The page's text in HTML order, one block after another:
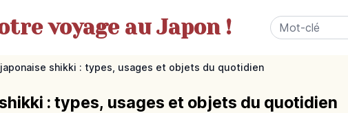
voyage au Japon !
shikki : types, usages et objets du quotidien
: types, usages et objets du quotidien